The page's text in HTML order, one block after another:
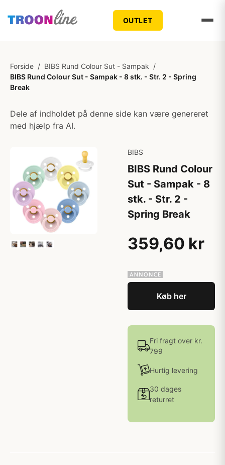
OUTLET
Forside / BIBS Rund Colour Sut - Sampak /
BIBS Rund Colour Sut - Sampak - 8 stk. - Str. 2 - Spring
Break
Dele af indholdet på denne side kan være genereret
med hjælp fra AI.
BIBS
BIBS Rund Colour
Sut - Sampak - 8
stk. - Str. 2 -
Spring Break
359,60 kr
Køb her
Fri fragt over kr.
799
Hurtig levering
30 dages
returret